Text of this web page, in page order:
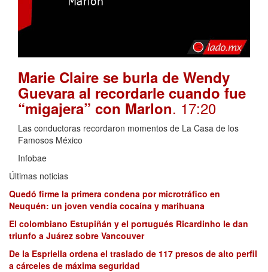
Marie Claire se burla de Wendy
Guevara al recordarle cuando fue
“migajera” con Marlon. 17:20
Las conductoras recordaron momentos de La Casa de los
Famosos México
Infobae
Últimas noticias
Quedó firme la primera condena por microtráfico en
Neuquén: un joven vendía cocaína y marihuana
El colombiano Estupiñán y el portugués Ricardinho le dan
triunfo a Juárez sobre Vancouver
De la Espriella ordena el traslado de 117 presos de alto perfil
a cárceles de máxima seguridad